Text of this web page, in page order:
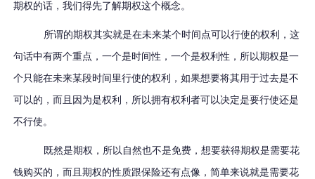
期权的话，我们得先了解期权这个概念。
所谓的期权其实就是在未来某个时间点可以行使的权利，这
句话中有两个重点，一个是时间性，一个是权利性，所以期权是一
个只能在未来某段时间里行使的权利，如果想要将其用于过去是不
可以的，而且因为是权利，所以拥有权利者可以决定是要行使还是
不行使。
既然是期权，所以自然也不是免费，想要获得期权是需要花
钱购买的，而且期权的性质跟保险还有点像，简单来说就是需要花